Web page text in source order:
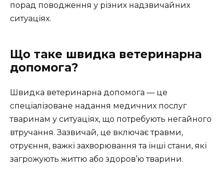
порад поводження у різних надзвичайних
ситуаціях.
Що таке швидка ветеринарна
допомога?
Швидка ветеринарна допомога — це
спеціалізоване надання медичних послуг
тваринам у ситуаціях, що потребують негайного
втручання. Зазвичай, це включає травми,
отруєння, важкі захворювання та інші стани, які
загрожують життю або здоров’ю тварини.